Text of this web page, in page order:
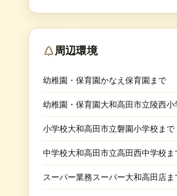
周辺環境
幼稚園・保育園かなえ保育園まで
幼稚園・保育園大和高田市立陵西
小学校大和高田市立磐園小学校まで
中学校大和高田市立高田西中学校ま
スーパー業務スーパー大和高田店ま